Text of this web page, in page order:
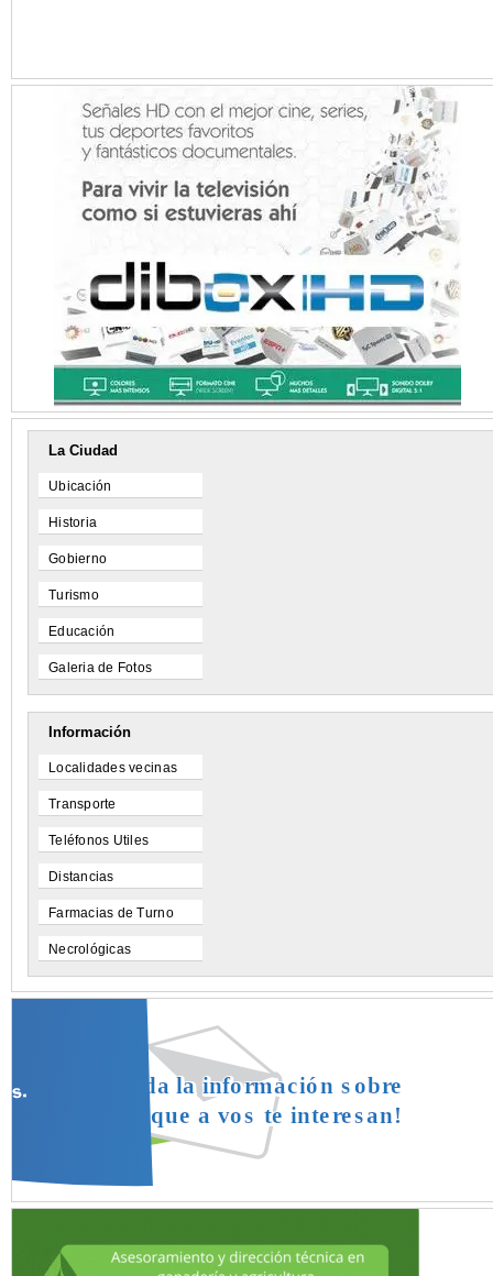
La Ciudad
Ubicación
Historia
Gobierno
Turismo
Educación
Galeria de Fotos
Información
Localidades vecinas
Transporte
Teléfonos Utiles
Distancias
Farmacias de Turno
Necrológicas